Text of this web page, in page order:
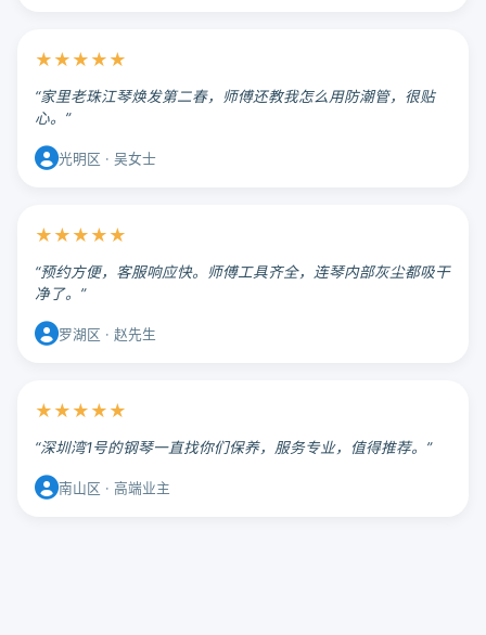
★★★★★
“家里老珠江琴焕发第二春，师傅还教我怎么用防潮管，很贴
心。”
光明区 · 吴女士
★★★★★
“预约方便，客服响应快。师傅工具齐全，连琴内部灰尘都吸干
净了。”
罗湖区 · 赵先生
★★★★★
“深圳湾1号的钢琴一直找你们保养，服务专业，值得推荐。”
南山区 · 高端业主